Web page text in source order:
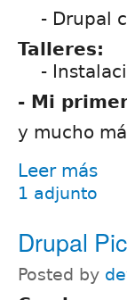
- Drupal
Talleres:
-
- Mi
y mucho
Leer más
1 adjunto
Drupal
Posted by